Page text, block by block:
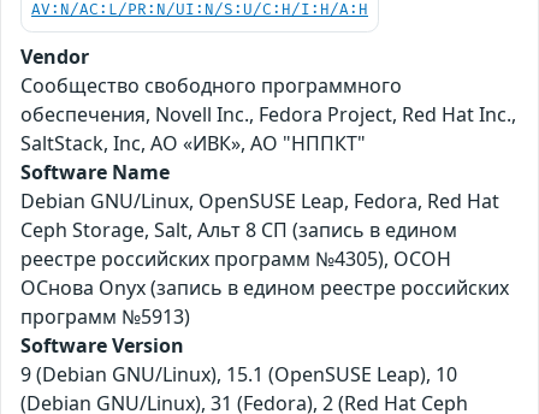
AV:N/AC:L/PR:N/UI:N/S:U/C:H/I:H/A:H
Vendor
Сообщество свободного программного
обеспечения, Novell Inc., Fedora Project, Red Hat Inc.,
SaltStack, Inc, АО «ИВК», АО "НППКТ"
Software Name
Debian GNU/Linux, OpenSUSE Leap, Fedora, Red Hat
Ceph Storage, Salt, Альт 8 СП (запись в едином
реестре российских программ №4305), ОСОН
ОСнова Оnyx (запись в едином реестре российских
программ №5913)
Software Version
9 (Debian GNU/Linux), 15.1 (OpenSUSE Leap), 10
(Debian GNU/Linux), 31 (Fedora), 2 (Red Hat Ceph